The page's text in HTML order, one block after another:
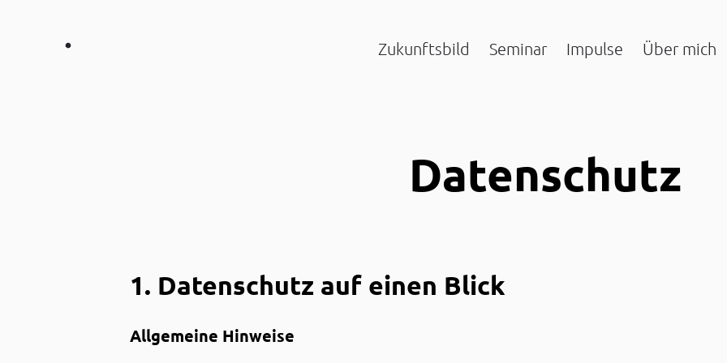
Zukunftsbild Seminar Impulse Über mich
Datenschutz
1. Datenschutz auf einen Blick
Allgemeine Hinweise